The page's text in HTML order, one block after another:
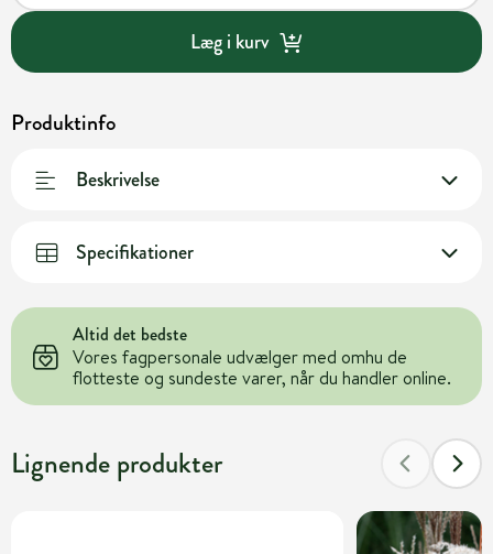
Læg i kurv
Produktinfo
Beskrivelse
Specifikationer
Altid det bedste
Vores fagpersonale udvælger med omhu de
flotteste og sundeste varer, når du handler online.
Lignende produkter